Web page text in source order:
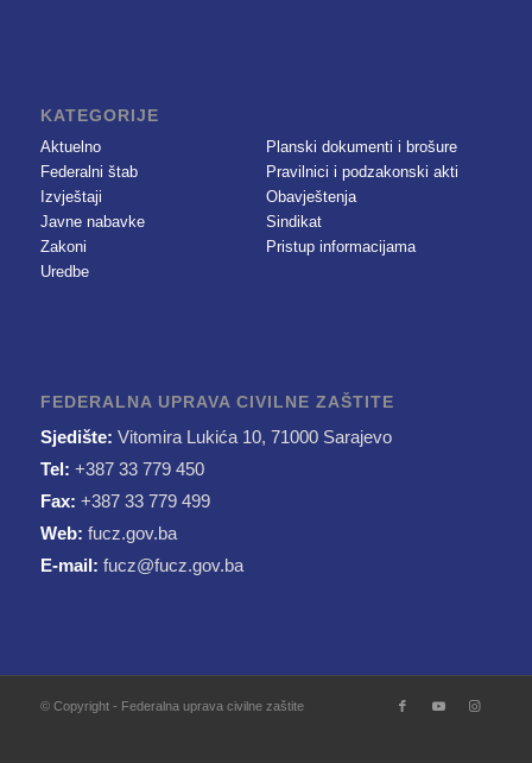
KATEGORIJE
Aktuelno
Federalni štab
Izvještaji
Javne nabavke
Zakoni
Uredbe
Planski dokumenti i brošure
Pravilnici i podzakonski akti
Obavještenja
Sindikat
Pristup informacijama
FEDERALNA UPRAVA CIVILNE ZAŠTITE
Sjedište: Vitomira Lukića 10, 71000 Sarajevo
Tel: +387 33 779 450
Fax: +387 33 779 499
Web: fucz.gov.ba
E-mail: fucz@fucz.gov.ba
© Copyright - Federalna uprava civilne zaštite